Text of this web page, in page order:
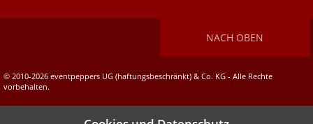
NACH OBEN
© 2010-2026 eventpeppers UG (haftungsbeschränkt) & Co. KG - Alle Rechte
vorbehalten.